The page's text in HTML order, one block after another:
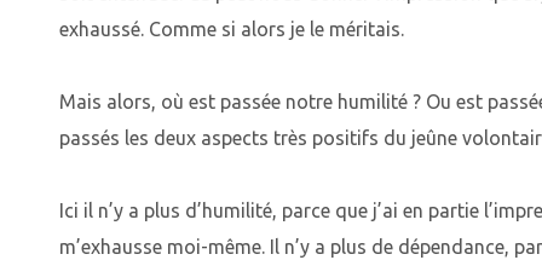
exhaussé. Comme si alors je le méritais.
Mais alors, où est passée notre humilité ? Ou est
passés les deux aspects très positifs du jeûne
Ici il n’y a plus d’humilité, parce que j’ai en partie
m’exhausse moi-même. Il n’y a plus de dépendance,